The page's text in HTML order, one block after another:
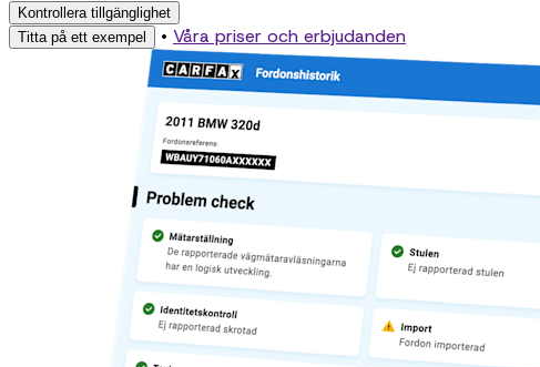
Kontrollera tillgänglighet
Titta på ett exempel
• Våra priser och erbjudanden